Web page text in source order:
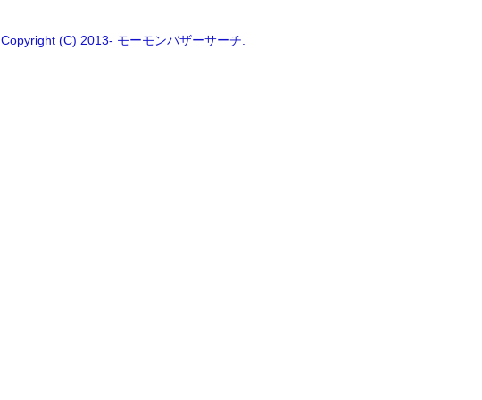
Copyright (C) 2013- モーモンバザーサーチ.